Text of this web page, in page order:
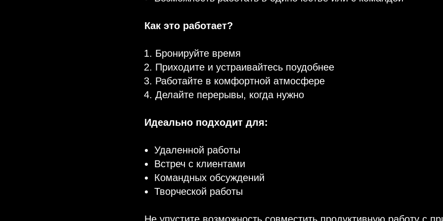
Как это работает?
Бронируйте время
Приходите и устраивайтесь поудобнее
Работайте в комфортной атмосфере
Делайте перерывы, когда нужно
Идеально подходит для:
Удаленной работы
Встреч с клиентами
Командных обсуждений
Творческой работы